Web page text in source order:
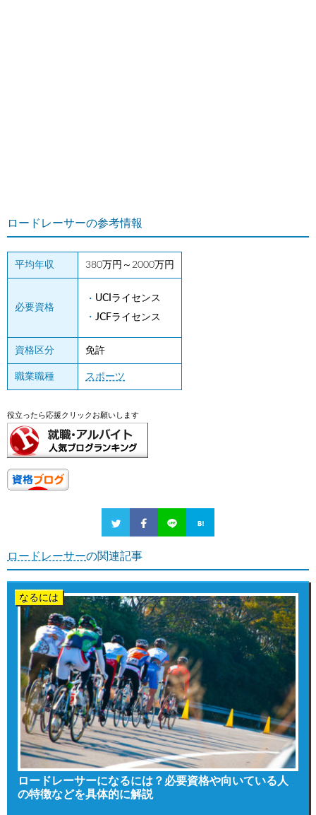
ロードレーサーの参考情報
平均年収 380万円～2000万円
必要資格
UCIライセンス
JCFライセンス
資格区分 免許
職業職種 スポーツ
役立ったら応援クリックお願いします
ロードレーサーの関連記事
なるには
ロードレーサーになるには？必要資格や向いている人
の特徴などを具体的に解説